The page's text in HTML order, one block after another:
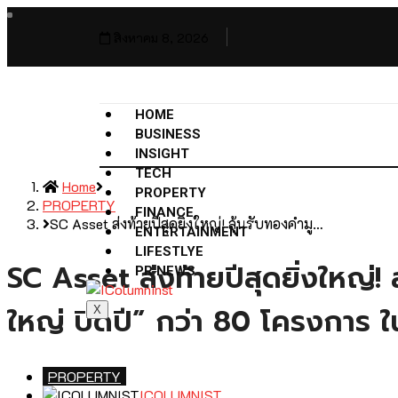
HOME
BUSINESS
INSIGHT
TECH
PROPERTY
FINANCE
ENTERTAINMENT
LIFESTLYE
PR NEWS
X
Home
PROPERTY
SC Asset ส่งท้ายปีสุดยิ่งใหญ่! ลุ้นรับทองคำมู…
SC Asset ส่งท้ายปีสุดยิ่งใหญ่!
ใหญ่ ปิดปี” กว่า 80 โครงการ
PROPERTY